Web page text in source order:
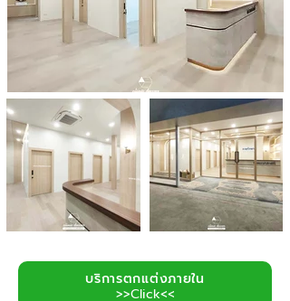
บริการตกแต่งภายใน
>>Click<<